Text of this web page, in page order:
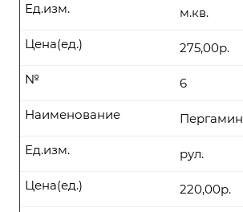
м.кв.
Ед.изм.
275,00р.
Цена(ед.)
6
№
Пергамин
Наименование
рул.
Ед.изм.
220,00р.
Цена(ед.)